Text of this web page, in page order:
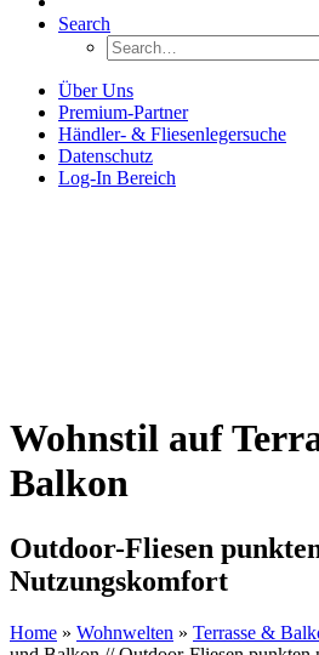
Search
Über Uns
Premium-Partner
Händler- & Fliesenlegersuche
Datenschutz
Log-In Bereich
Wohnstil auf
Balkon
Outdoor-Fliesen
Nutzungskomfort
Home » Wohnwelten » Terrasse &